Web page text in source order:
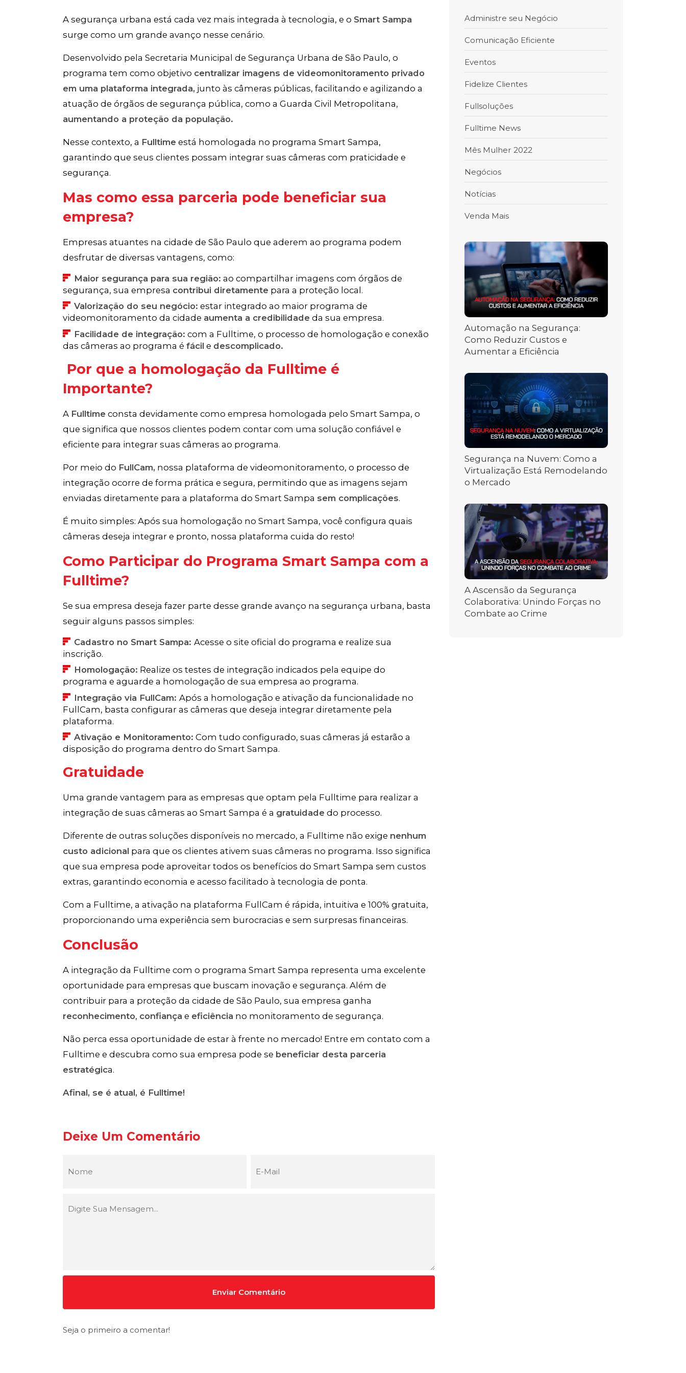
A segurança urbana está cada vez mais integrada à tecnologia, e o Smart Sampa
surge como um grande avanço nesse cenário.
Desenvolvido pela Secretaria Municipal de Segurança Urbana de São Paulo, o
programa tem como objetivo centralizar imagens de videomonitoramento privado
em uma plataforma integrada, junto às câmeras públicas, facilitando e agilizando a
atuação de órgãos de segurança pública, como a Guarda Civil Metropolitana,
aumentando a proteção da população.
Nesse contexto, a Fulltime está homologada no programa Smart Sampa,
garantindo que seus clientes possam integrar suas câmeras com praticidade e
segurança.
Mas como essa parceria pode beneficiar sua
empresa?
Empresas atuantes na cidade de São Paulo que aderem ao programa podem
desfrutar de diversas vantagens, como:
Maior segurança para sua região: ao compartilhar imagens com órgãos de
segurança, sua empresa contribui diretamente para a proteção local.
Valorização do seu negócio: estar integrado ao maior programa de
videomonitoramento da cidade aumenta a credibilidade da sua empresa.
Facilidade de integração: com a Fulltime, o processo de homologação e conexão
das câmeras ao programa é fácil e descomplicado.
Por que a homologação da Fulltime é
Importante?
A Fulltime consta devidamente como empresa homologada pelo Smart Sampa, o
que significa que nossos clientes podem contar com uma solução confiável e
eficiente para integrar suas câmeras ao programa.
Por meio do FullCam, nossa plataforma de videomonitoramento, o processo de
integração ocorre de forma prática e segura, permitindo que as imagens sejam
enviadas diretamente para a plataforma do Smart Sampa sem complicações.
É muito simples: Após sua homologação no Smart Sampa, você configura quais
câmeras deseja integrar e pronto, nossa plataforma cuida do resto!
Como Participar do Programa Smart Sampa com a
Fulltime?
Se sua empresa deseja fazer parte desse grande avanço na segurança urbana, basta
seguir alguns passos simples:
Cadastro no Smart Sampa: Acesse o site oficial do programa e realize sua
inscrição.
Homologação: Realize os testes de integração indicados pela equipe do
programa e aguarde a homologação de sua empresa ao programa.
Integração via FullCam: Após a homologação e ativação da funcionalidade no
FullCam, basta configurar as câmeras que deseja integrar diretamente pela
plataforma.
Ativação e Monitoramento: Com tudo configurado, suas câmeras já estarão a
disposição do programa dentro do Smart Sampa.
Gratuidade
Uma grande vantagem para as empresas que optam pela Fulltime para realizar a
integração de suas câmeras ao Smart Sampa é a gratuidade do processo.
Diferente de outras soluções disponíveis no mercado, a Fulltime não exige nenhum
custo adicional para que os clientes ativem suas câmeras no programa. Isso significa
que sua empresa pode aproveitar todos os benefícios do Smart Sampa sem custos
extras, garantindo economia e acesso facilitado à tecnologia de ponta.
Com a Fulltime, a ativação na plataforma FullCam é rápida, intuitiva e 100% gratuita,
proporcionando uma experiência sem burocracias e sem surpresas financeiras.
Conclusão
A integração da Fulltime com o programa Smart Sampa representa uma excelente
oportunidade para empresas que buscam inovação e segurança. Além de
contribuir para a proteção da cidade de São Paulo, sua empresa ganha
reconhecimento, confiança e eficiência no monitoramento de segurança.
Não perca essa oportunidade de estar à frente no mercado! Entre em contato com a
Fulltime e descubra como sua empresa pode se beneficiar desta parceria
estratégica.
Afinal, se é atual, é Fulltime!
Deixe Um Comentário
Seja o primeiro a comentar!
Administre seu Negócio
Comunicação Eficiente
Eventos
Fidelize Clientes
Fullsoluções
Fulltime News
Mês Mulher 2022
Negócios
Notícias
Venda Mais
Automação na Segurança:
Como Reduzir Custos e
Aumentar a Eficiência
Segurança na Nuvem: Como a
Virtualização Está Remodelando
o Mercado
A Ascensão da Segurança
Colaborativa: Unindo Forças no
Combate ao Crime